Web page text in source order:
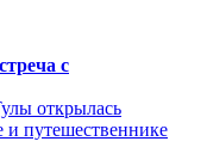
с